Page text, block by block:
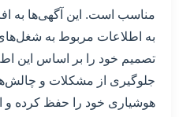
مناسب است. این آگهی‌ها به
به اطلاعات مربوط به
تصمیم خود را بر اساس این
جلوگیری از مشکلات و
هوشیاری خود را حفظ کرده و